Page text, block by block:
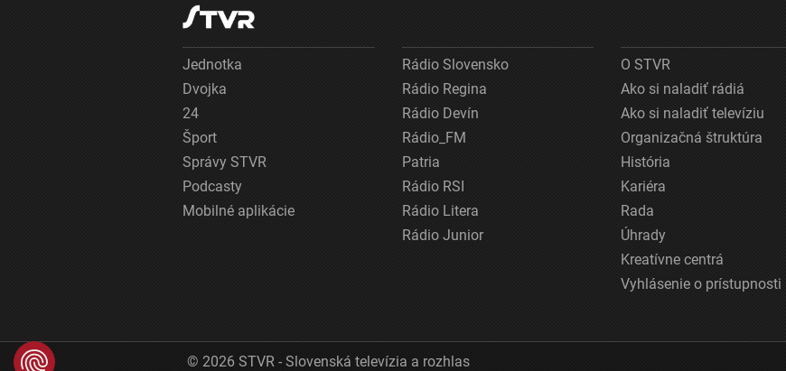
Jednotka
Dvojka
24
Šport
Správy STVR
Podcasty
Mobilné aplikácie
Rádio Slovensko
Rádio Regina
Rádio Devín
Rádio_FM
Patria
Rádio RSI
Rádio Litera
Rádio Junior
O STVR
Ako si naladiť rádiá
Ako si naladiť televíziu
Organizačná štruktúra
História
Kariéra
Rada
Úhrady
Kreatívne centrá
Vyhlásenie o prístupnosti
© 2026 STVR - Slovenská televízia a rozhlas